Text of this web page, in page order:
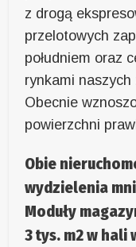
z drogą
przelotowych
południem oraz
rynkami
Obecnie
powierzchni
Obie
wydzielenia
Moduły
3 tys. m2 w hali